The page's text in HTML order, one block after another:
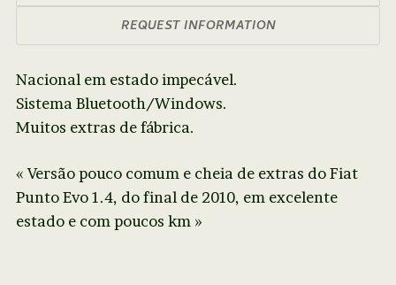
REQUEST INFORMATION
Nacional em estado impecável.
Sistema Bluetooth/Windows.
Muitos extras de fábrica.
« Versão pouco comum e cheia de extras do Fiat
Punto Evo 1.4, do final de 2010, em excelente
estado e com poucos km »